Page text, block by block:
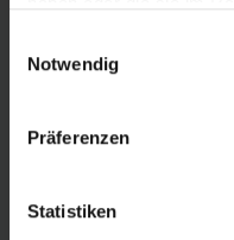
Notwendig
Präferenzen
Statistiken
BASF, das durch
aus Pyrolyseöl
eingespart und die
•
Passt zu allen